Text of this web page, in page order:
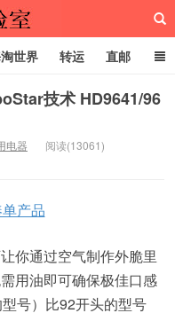
世界 转运 直邮
技术 HD9641/96
电器
阅读(13061)
产品
你通过空气制作外脆里
用油即可确保极佳口感
号）比92开头的型号